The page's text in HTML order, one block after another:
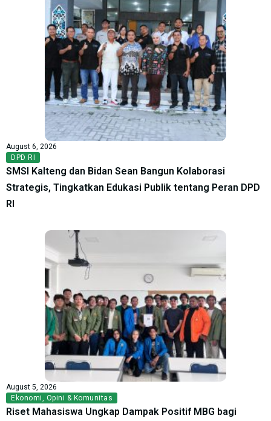
August 6, 2026
DPD RI
SMSI Kalteng dan Bidan Sean Bangun Kolaborasi
Strategis, Tingkatkan Edukasi Publik tentang Peran DPD
RI
August 5, 2026
Ekonomi, Opini & Komunitas
Riset Mahasiswa Ungkap Dampak Positif MBG bagi